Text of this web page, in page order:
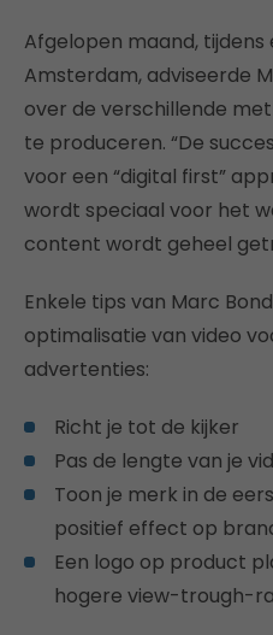
Afgelopen maand,
Amsterdam, adviseerde
over de verschillende
te produceren. “De
voor een “digital first”
wordt speciaal voor het
content wordt geheel
Enkele tips van Marc
optimalisatie van video
advertenties:
Richt je tot de kijker
Pas de lengte van je
Toon je merk in de
positief effect op
Een logo op product
hogere view-trough-